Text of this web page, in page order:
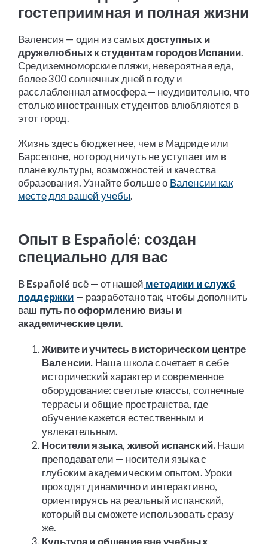
гостеприимная и полная жизни
Валенсия — один из самыхдоступных и
дружелюбных к студентам городов Испании.
Средиземноморские пляжи, невероятная еда,
более 300 солнечных дней в году и
расслабленная атмосфера — неудивительно, что
столько иностранных студентов влюбляются в
этот город.
Жизнь здесь бюджетнее, чем в Мадриде или
Барселоне, но город ничуть не уступает им в
плане культуры, возможностей и качества
образования. Узнайте больше о Валенсии как
месте для вашей учебы.
Опыт в Españolé: создан
специально для вас
ВEspañolé всё — от нашей методики и служб
поддержки — разработано так, чтобы дополнить
ваш путь по оформлению визы и
академические цели.
Живите и учитесь в историческом центре
Валенсии. Наша школа сочетает в себе
исторический характер и современное
оборудование: светлые классы, солнечные
террасы и общие пространства, где
обучение кажется естественным и
увлекательным.
Носители языка, живой испанский.Наши
преподаватели — носители языка с
глубоким академическим опытом. Уроки
проходят динамично и интерактивно,
ориентируясь на реальный испанский,
который вы сможете использовать сразу
же.
Культура и общение вне учебных